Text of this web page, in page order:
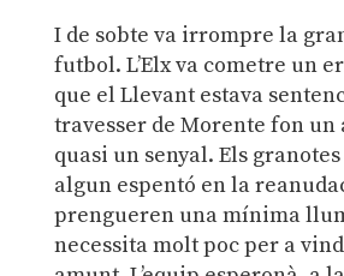
I de sobte va irrompre la
futbol. L’Elx va cometre un
que el Llevant estava
travesser de Morente fon un
quasi un senyal. Els
algun espentó en la
prengueren una mínima
necessita molt poc per a